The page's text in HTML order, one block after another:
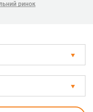
ринок